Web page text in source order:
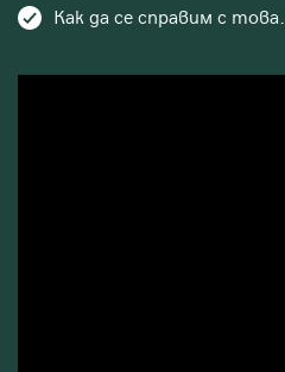
Как да се справим с това.